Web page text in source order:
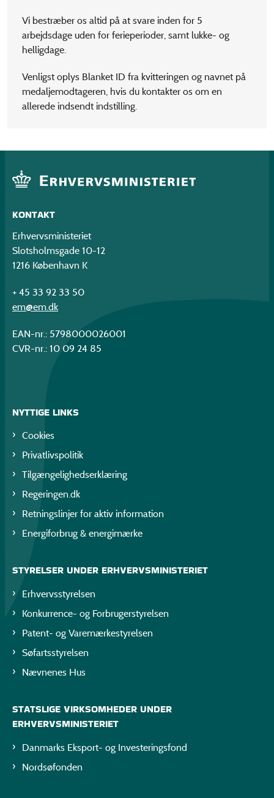
Vi bestræber os altid på at svare inden for 5
arbejdsdage uden for ferieperioder, samt lukke- og
helligdage.
Venligst oplys Blanket ID fra kvitteringen og navnet på
medaljemodtageren, hvis du kontakter os om en
allerede indsendt indstilling.
KONTAKT
Erhvervsministeriet
Slotsholmsgade 10-12
1216 København K
+ 45 33 92 33 50
em@em.dk
EAN-nr.: 5798000026001
CVR-nr.: 10 09 24 85
NYTTIGE LINKS
Cookies
Privatlivspolitik
Tilgængelighedserklæring
Regeringen.dk
Retningslinjer for aktiv information
Energiforbrug & energimærke
STYRELSER UNDER ERHVERVSMINISTERIET
Erhvervsstyrelsen
Konkurrence- og Forbrugerstyrelsen
Patent- og Varemærkestyrelsen
Søfartsstyrelsen
Nævnenes Hus
STATSLIGE VIRKSOMHEDER UNDER
ERHVERVSMINISTERIET
Danmarks Eksport- og Investeringsfond
Nordsøfonden